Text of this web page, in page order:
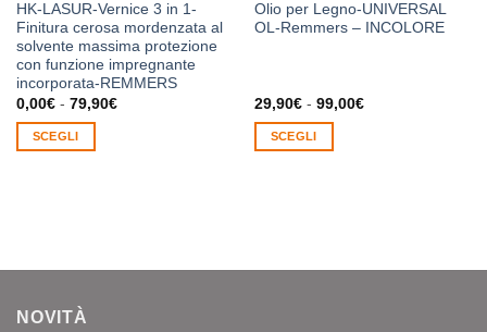
HK-LASUR-Vernice 3 in 1-
Finitura cerosa mordenzata al
solvente massima protezione
con funzione impregnante
incorporata-REMMERS
0,00€ - 79,90€Fascia
SCEGLI
possono
Olio per Legno-UNIVERSAL
OL-Remmers – INCOLORE
29,90€ - 99,00€Fascia
SCEGLI
NOVITÀ